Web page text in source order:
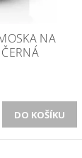
NA